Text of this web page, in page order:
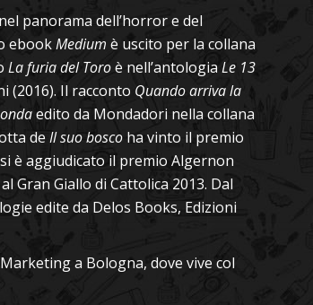
panorama dell’horror e del
ebookMedium è uscito per la collana
La furia del Toroè nell’antologiaLe 13
(2016). Il racconto Quando arriva la
edito da Mondadori nella collana
deIl suo bosco ha vinto il premio
si è aggiudicato il premio Algernon
Gran Giallo di Cattolica 2013. Dal
edite da Delos Books, Edizioni
a Bologna, dove vive col